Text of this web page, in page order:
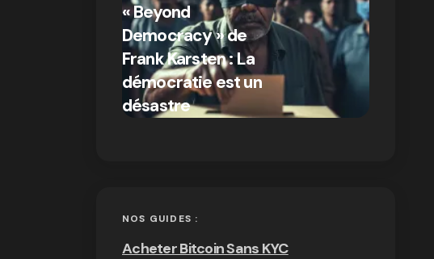
« Beyond
Democracy » de
Frank Karsten : La
démocratie est un
désastre
on 03/10/2024
NOS GUIDES :
Acheter Bitcoin Sans KYC